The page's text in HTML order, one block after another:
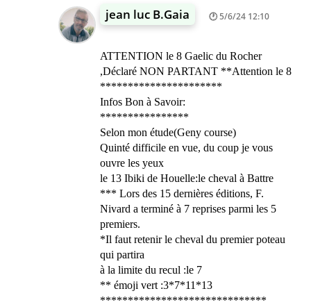
jean luc B.Gaia 5/6/24 12:10
ATTENTION le 8 Gaelic du Rocher
,Déclaré NON PARTANT **Attention le 8
**********************
Infos Bon à Savoir:
****************
Selon mon étude(Geny course)
Quinté difficile en vue, du coup je vous
ouvre les yeux
le 13 Ibiki de Houelle:le cheval à Battre
*** Lors des 15 dernières éditions, F.
Nivard a terminé à 7 reprises parmi les 5
premiers.
*Il faut retenir le cheval du premier poteau
qui partira
à la limite du recul :le 7
** émoji vert :3*7*11*13
******************************